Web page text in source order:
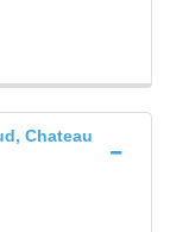
Chateau